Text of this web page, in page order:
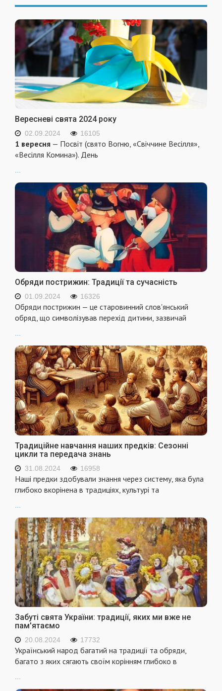
Вересневі свята 2024 року
02.09.2024 16105
1 вересня — Посвіт (свято Вогню, «Свіччине Весілля»,
«Весілля Комина»). День
Обряди пострижин: Традиції та сучасність
01.09.2024 16326
Обряди пострижин — це старовинний слов'янський
обряд, що символізував перехід дитини, зазвичай
...
Традиційне навчання наших предків: Сезонні
цикли та передача знань
31.08.2024 16958
Наші предки здобували знання через систему, яка була
глибоко вкорінена в традиціях, культурі та
Забуті свята України: традиції, яких ми вже не
пам'ятаємо
20.08.2024 17732
Український народ багатий на традиції та обряди,
багато з яких сягають своїм корінням глибоко в